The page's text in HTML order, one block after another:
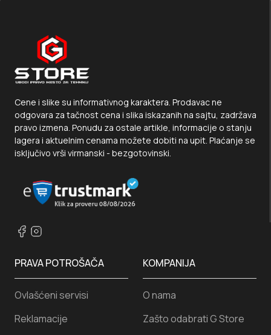
Cene i slike su informativnog karaktera. Prodavac ne
odgovara za tačnost cena i slika iskazanih na sajtu, zadržava
pravo izmena. Ponudu za ostale artikle, informacije o stanju
lagera i aktuelnim cenama možete dobiti na upit. Plaćanje se
isključivo vrši virmanski - bezgotovinski.
PRAVA POTROŠAČA
Ovlašćeni servisi
Reklamacije
KOMPANIJA
O nama
Zašto odabrati G Store